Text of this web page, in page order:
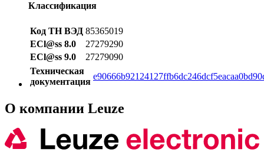
Классификация
Код ТН ВЭД 85365019
ECl@ss 8.0
27279290
ECl@ss 9.0
27279090
Техническая
документация
О компании Leuze